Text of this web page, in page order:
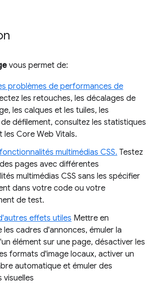
vous permet de:
problèmes de performances de
les retouches, les décalages de
les calques et les tuiles, les
défilement, consultez les statistiques
les Core Web Vitals.
multimédias CSS. Testez
pages avec différentes
multimédias CSS sans les spécifier
dans votre code ou votre
de test.
effets utiles Mettre en
les cadres d'annonces, émuler la
élément sur une page, désactiver les
formats d'image locaux, activer un
automatique et émuler des
visuelles